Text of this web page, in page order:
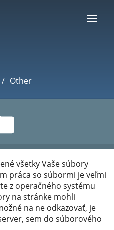
Other
všetky Vaše súbory
práca so súbormi je veľmi
z operačného systému
na stránke mohli
na ne odkazovať, je
sem do súborového